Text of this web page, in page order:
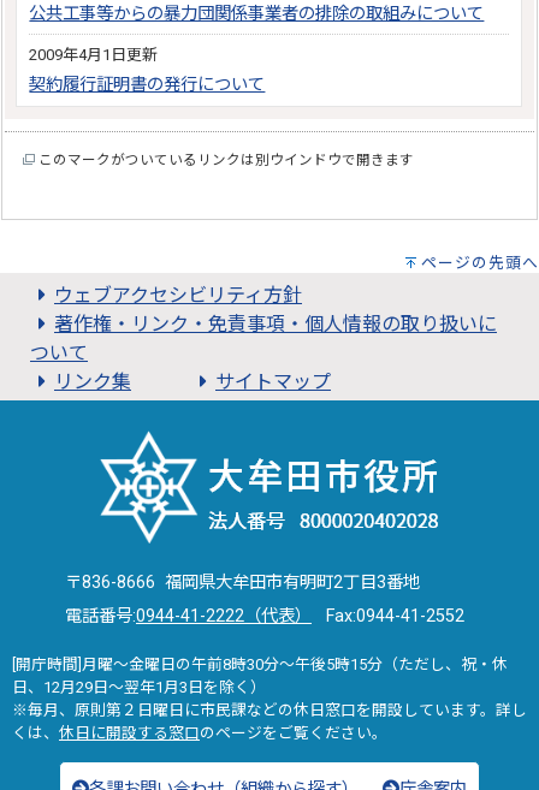
公共工事等からの暴力団関係事業者の排除の取組みについて
2009年4月1日更新
契約履行証明書の発行について
このマークがついているリンクは別ウインドウで開きます
ページの先頭へ
ウェブアクセシビリティ方針
著作権・リンク・免責事項・個人情報の取り扱いに
ついて
リンク集
サイトマップ
〒836-8666 福岡県大牟田市有明町2丁目3番地
電話番号:0944-41-2222（代表） Fax:0944-41-2552
[開庁時間]月曜～金曜日の午前8時30分～午後5時15分（ただし、祝・休
日、12月29日～翌年1月3日を除く）
※毎月、原則第２日曜日に市民課などの休日窓口を開設しています。詳し
くは、 休日に開設する窓口のページをご覧ください。